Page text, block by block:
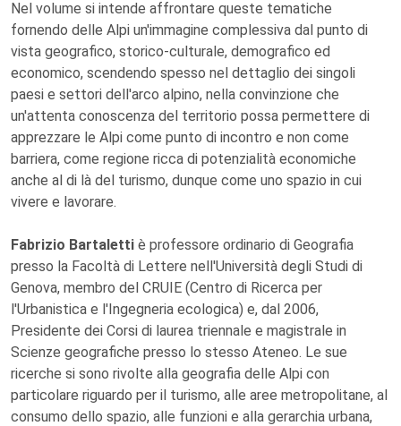
Nel volume si intende affrontare queste tematiche
fornendo delle Alpi un'immagine complessiva dal punto di
vista geografico, storico-culturale, demografico ed
economico, scendendo spesso nel dettaglio dei singoli
paesi e settori dell'arco alpino, nella convinzione che
un'attenta conoscenza del territorio possa permettere di
apprezzare le Alpi come punto di incontro e non come
barriera, come regione ricca di potenzialità economiche
anche al di là del turismo, dunque come uno spazio in cui
vivere e lavorare.
Fabrizio Bartaletti è professore ordinario di Geografia
presso la Facoltà di Lettere nell'Università degli Studi di
Genova, membro del CRUIE (Centro di Ricerca per
l'Urbanistica e l'Ingegneria ecologica) e, dal 2006,
Presidente dei Corsi di laurea triennale e magistrale in
Scienze geografiche presso lo stesso Ateneo. Le sue
ricerche si sono rivolte alla geografia delle Alpi con
particolare riguardo per il turismo, alle aree metropolitane, al
consumo dello spazio, alle funzioni e alla gerarchia urbana,